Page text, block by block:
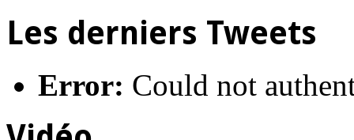
Les derniers Tweets
Error: Could not